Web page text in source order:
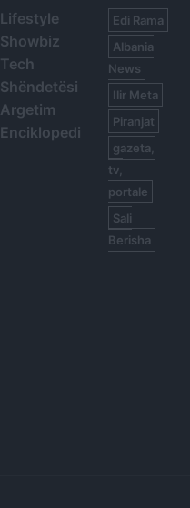
Lifestyle
Showbiz
Tech
Shëndetësi
Argetim
Enciklopedi
Edi Rama
Albania
News
Ilir Meta
Piranjat
gazeta,
tv,
portale
Sali
Berisha